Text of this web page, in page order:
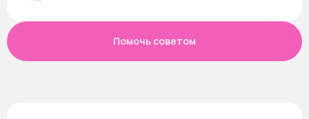
Помочь советом